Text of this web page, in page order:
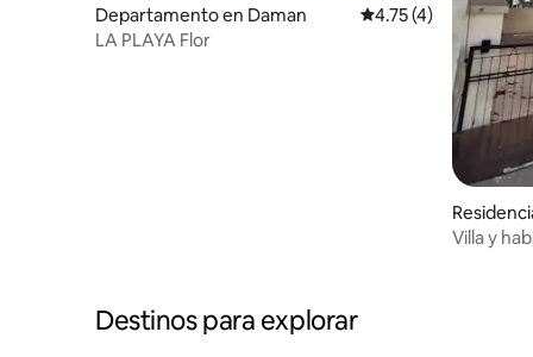
Departamento en Daman Calificación
4.75 (4)
LA PLAYA Flor
Villa y
Destinos para explorar